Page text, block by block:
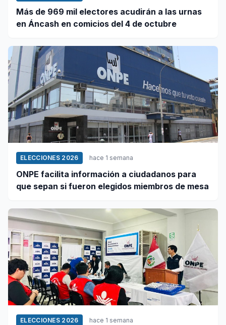
Más de 969 mil electores acudirán a las urnas
en Áncash en comicios del 4 de octubre
ELECCIONES 2026 hace 1 semana
ONPE facilita información a ciudadanos para
que sepan si fueron elegidos miembros de mesa
ELECCIONES 2026 hace 1 semana